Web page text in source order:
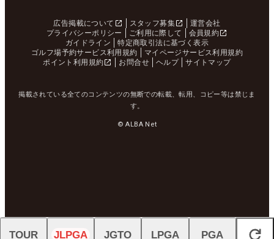
広告掲載について スタッフ募集
運営会社
プライバシーポリシー
ご利用に際して
会員規約
ガイドライン
特定商取引法に基づく表示
ゴルフ場予約サービス利用規約
マイページサービス利用規約
ポイント利用規約
お問合せ ヘルプ サイトマップ
掲載されている全てのコンテンツの無断での転載、転用、コピー等は禁じま
す。
© ALBA Net
閉じる
TOUR JLPGA JGTO LPGA PGA